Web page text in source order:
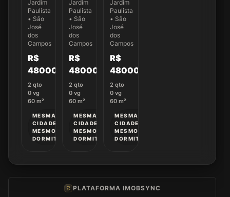
no
Condomínio
Villa
Cambuí
-
Casa
004
Jardim
Paulista
• São
José
dos
Campos
R$
480000
2 qto
0 vg
60 m²
MESMA
CIDADE •
MESMOS
DORMITÓRIOS
no
Condomínio
Villa
Cambuí
-
Casa
009
Jardim
Paulista
• São
José
dos
Campos
R$
480000
2 qto
0 vg
60 m²
MESMA
CIDADE •
MESMOS
DORMITÓRIOS
no
Condomínio
Villa
Cambuí
-
Casa
059
Jardim
Paulista
• São
José
dos
Campos
R$
480000
2 qto
0 vg
60 m²
MESMA
CIDADE •
MESMOS
DORMITÓRIOS
PLATAFORMA IMOBSYNC